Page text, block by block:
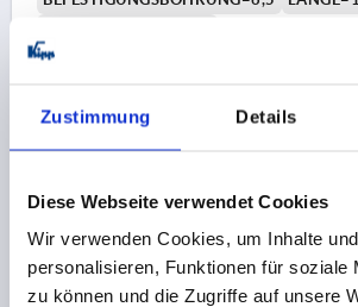
Zustimmung Details
Diese Webseite verwendet Cookies
Wir verwenden Cookies, um Inhalte
personalisieren, Funktionen für soziale
zu können und die Zugriffe auf unsere
AUSFÜHRUNG 1=MIT
Bestellnummer:K1092.212006
zzgl. MwSt.
K1092 B